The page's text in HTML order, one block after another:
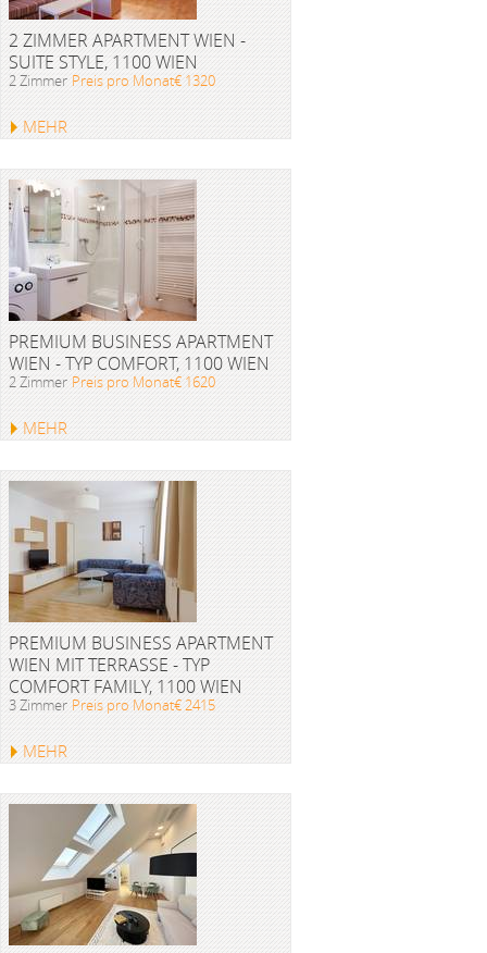
2 ZIMMER APARTMENT WIEN -
SUITE STYLE, 1100 WIEN
2 Zimmer Preis pro Monat€ 1320
MEHR
PREMIUM BUSINESS APARTMENT
WIEN - TYP COMFORT, 1100 WIEN
2 Zimmer Preis pro Monat€ 1620
MEHR
PREMIUM BUSINESS APARTMENT
WIEN MIT TERRASSE - TYP
COMFORT FAMILY, 1100 WIEN
3 Zimmer Preis pro Monat€ 2415
MEHR